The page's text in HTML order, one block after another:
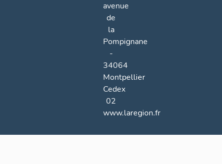
avenue
de
la
Pompignane
-
34064
Montpellier
Cedex
02
www.laregion.fr